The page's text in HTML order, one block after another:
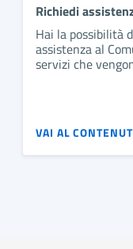
Richiedi
Hai la possibilità
assistenza al
servizi che
VAI AL